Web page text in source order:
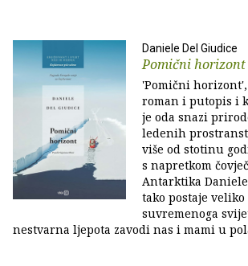
Daniele Del Giudice
Pomični horizont
'Pomični
roman i putopis i
je oda snazi
ledenih
više od stotinu
s napretkom
Antarktika
tako postaje
suvremenoga
nestvarna ljepota zavodi nas i mami u